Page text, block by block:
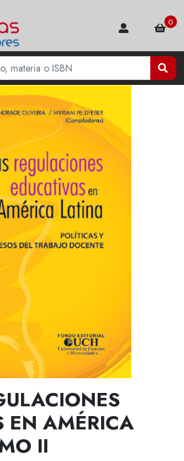
0
EN AMÉRICA
II